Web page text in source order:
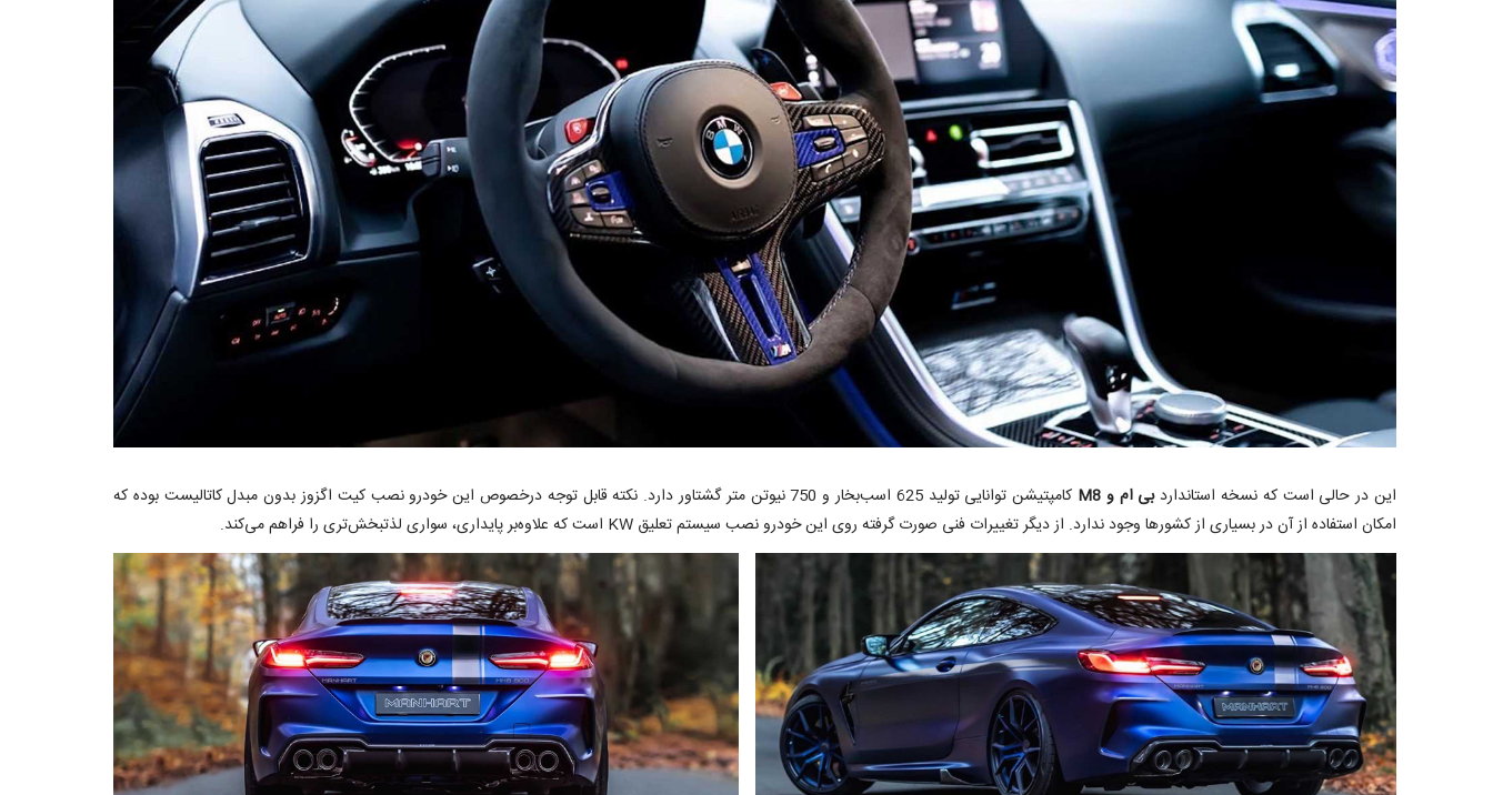
این در حالی است که نسخه استاندارد بی ام و M8
کامپتیشن توانایی تولید 625 اسب‌بخار و 750 نیوتن متر گشتاور دارد. نکته قابل توجه درخصوص این خودرو نصب کیت اگزوز بدون مبدل کاتالیست بوده که
امکان استفاده از آن در بسیاری از کشورها وجود ندارد. از دیگر تغییرات فنی صورت گرفته روی این خودرو نصب سیستم تعلیق KW است که علاوه‌بر پایداری، سواری لذتبخش‌تری را فراهم می‌کند.